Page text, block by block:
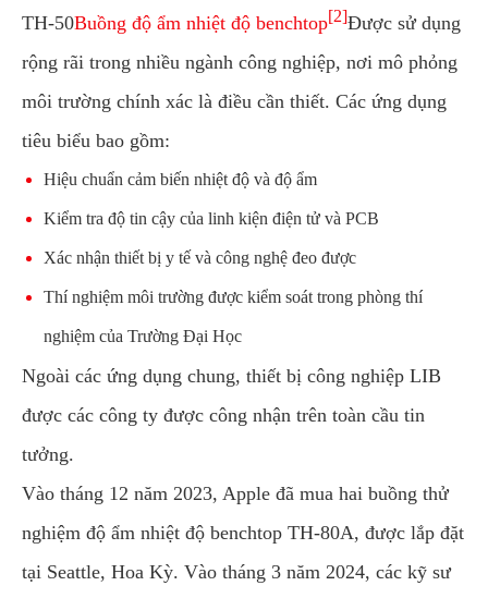
TH-50Buồng độ ẩm nhiệt độ benchtop[2]Được sử dụng
rộng rãi trong nhiều ngành công nghiệp, nơi mô phỏng
môi trường chính xác là điều cần thiết. Các ứng dụng
tiêu biểu bao gồm:
Hiệu chuẩn cảm biến nhiệt độ và độ ẩm
Kiểm tra độ tin cậy của linh kiện điện tử và PCB
Xác nhận thiết bị y tế và công nghệ đeo được
Thí nghiệm môi trường được kiểm soát trong phòng thí
nghiệm của Trường Đại Học
Ngoài các ứng dụng chung, thiết bị công nghiệp LIB
được các công ty được công nhận trên toàn cầu tin
tưởng.
Vào tháng 12 năm 2023, Apple đã mua hai buồng thử
nghiệm độ ẩm nhiệt độ benchtop TH-80A, được lắp đặt
tại Seattle, Hoa Kỳ. Vào tháng 3 năm 2024, các kỹ sư